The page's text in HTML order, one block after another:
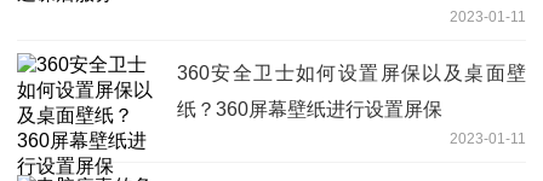
2023-01-11
360安全卫士如何设置屏保以及桌面壁
纸？360屏幕壁纸进行设置屏保
2023-01-11